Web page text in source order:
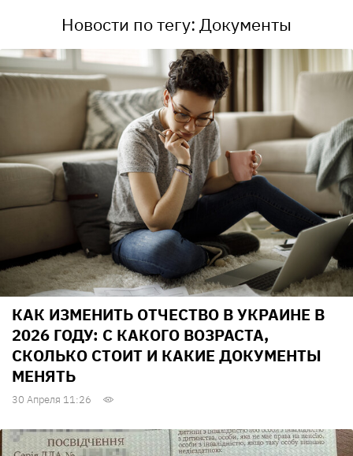
Новости по тегу: Документы
КАК ИЗМЕНИТЬ ОТЧЕСТВО В УКРАИНЕ В
2026 ГОДУ: С КАКОГО ВОЗРАСТА,
СКОЛЬКО СТОИТ И КАКИЕ ДОКУМЕНТЫ
МЕНЯТЬ
30 Апреля 11:26